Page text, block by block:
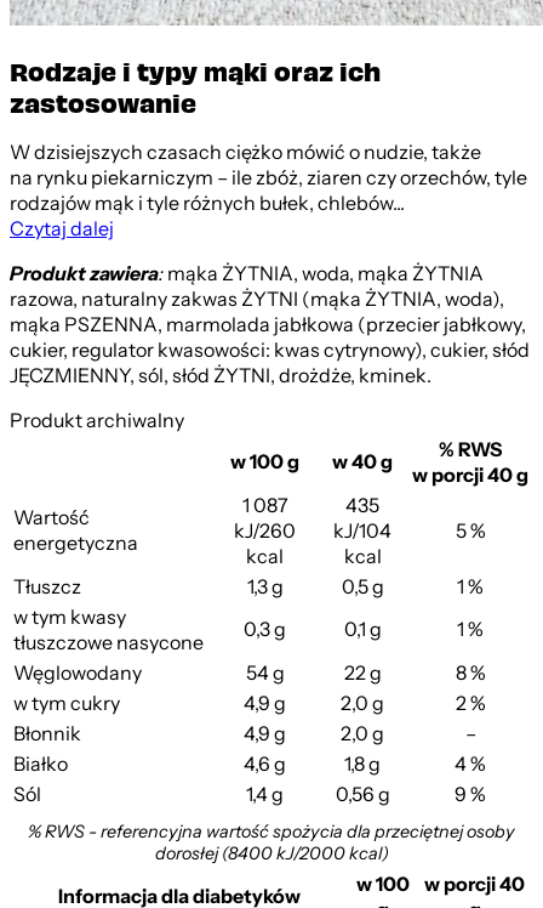
Rodzaje i typy mąki oraz ich
zastosowanie
W dzisiejszych czasach ciężko mówić o nudzie, także
na rynku piekarniczym – ile zbóż, ziaren czy orzechów, tyle
rodzajów mąk i tyle różnych bułek, chlebów...
Czytaj dalej
Produkt zawiera:mąka ŻYTNIA, woda, mąka ŻYTNIA
razowa, naturalny zakwas ŻYTNI (mąka ŻYTNIA, woda),
mąka PSZENNA, marmolada jabłkowa (przecier jabłkowy,
cukier, regulator kwasowości: kwas cytrynowy), cukier, słód
JĘCZMIENNY, sól, słód ŻYTNI, drożdże, kminek.
Produkt archiwalny
w 100 g
w 40 g
% RWS
w porcji 40 g
Wartość
energetyczna
1 087
kJ/260
kcal
435
kJ/104
kcal
5 %
Tłuszcz 1,3 g 0,5 g
1 %
w tym kwasy
tłuszczowe nasycone
0,3 g 0,1 g
1 %
Węglowodany
54 g 22 g
8 %
w tym cukry
4,9 g 2,0 g
2 %
Błonnik
4,9 g 2,0 g
–
Białko
4,6 g 1,8 g
4 %
Sól
1,4 g 0,56 g 9 %
% RWS - referencyjna wartość spożycia dla przeciętnej osoby
dorosłej (8400 kJ/2000 kcal)
Informacja dla diabetyków
w 100 w porcji 40